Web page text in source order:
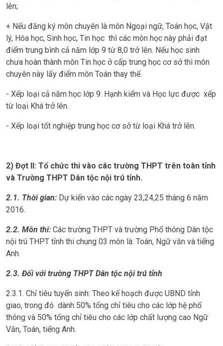
lên;
+ Nếu đăng ký môn chuyên là môn Ngoại ngữ, Toán học, Vật
lý, Hóa học, Sinh học, Tin học thì các môn học này phải đạt
điểm trung bình cả năm lớp 9 từ 8,0 trở lên. Nếu học sinh
chưa hoàn thành môn Tin học ở cấp trung học cơ sở thì môn
chuyên này lấy điểm môn Toán thay thế.
- Xếp loại cả năm học lớp 9: Hạnh kiểm và Học lực được xếp
từ loại Khá trở lên.
- Xếp loại tốt nghiệp trung học cơ sở từ loại Khá trở lên.
2) Đợt II: Tổ chức thi vào các trường THPT trên toàn tỉnh
và Trường THPT Dân tộc nội trú tỉnh.
2.1. Thời gian: Dự kiến vào các ngày 23,24,25 tháng 6 năm
2016.
2.2. Môn thi: Các trường THPT và trường Phổ thông Dân tộc
nội trú THPT tỉnh thi chung 03 môn là: Toán, Ngữ văn và tiếng
Anh.
2.3. Đối với trường THPT Dân tộc nội trú tỉnh
2.3.1. Chỉ tiêu tuyển sinh: Theo kế hoạch được UBND tỉnh
giao, trong đó dành 50% tổng chỉ tiêu cho các lớp hệ phổ
thông và 50% tổng chỉ tiêu cho các lớp chất lượng cao Ngữ
Văn, Toán, tiếng Anh.